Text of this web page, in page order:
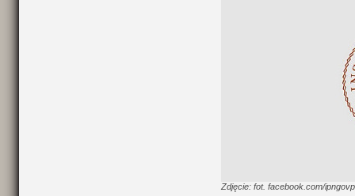
Zdjęcie: fot. facebook.com/